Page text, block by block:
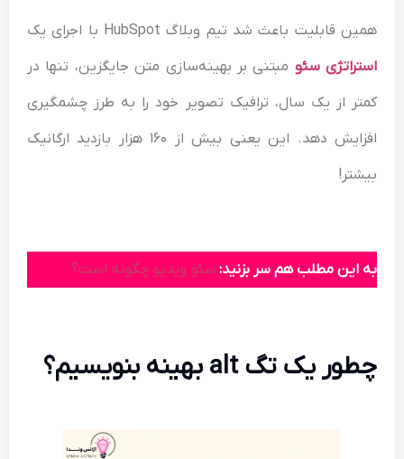
همین قابلیت باعث شد تیم وبلاگ HubSpot با اجرای یک
استراتژی سئو مبتنی بر بهینه‌سازی متن جایگزین، تنها در
کمتر از یک سال، ترافیک تصویر خود را به طرز چشمگیری
افزایش دهد. این یعنی بیش از ۱۶۰ هزار بازدید ارگانیک
بیشتر!
به این مطلب هم سر بزنید: سئو ویدیو چگونه است؟
چطور یک تگ alt بهینه بنویسیم؟